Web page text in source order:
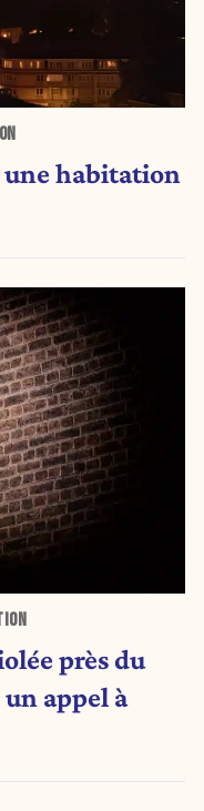
une habitation
près du
appel à